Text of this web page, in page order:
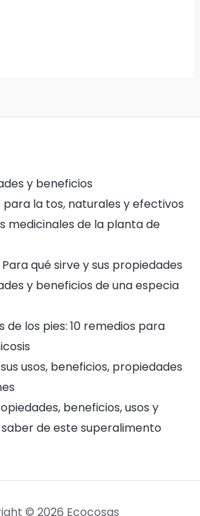
y beneficios
para la tos, naturales y efectivos
medicinales de la planta de
qué sirve y sus propiedades
y beneficios de una especia
de los pies: 10 remedios para
usos, beneficios, propiedades
beneficios, usos y
de este superalimento
© 2026 Ecocosas